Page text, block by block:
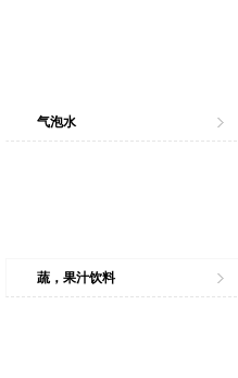
气泡水
蔬，果汁饮料